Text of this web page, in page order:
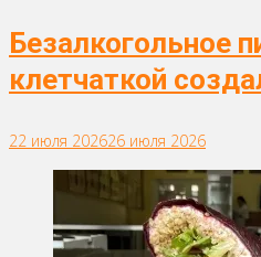
Безалкогольное
клетчаткой
22 июля 202626 июля 2026